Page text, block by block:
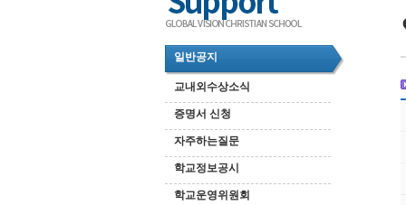
일반공지
교내외수상소식
증명서 신청
자주하는질문
학교정보공시
학교운영위원회